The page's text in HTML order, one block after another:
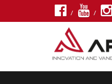
/ /